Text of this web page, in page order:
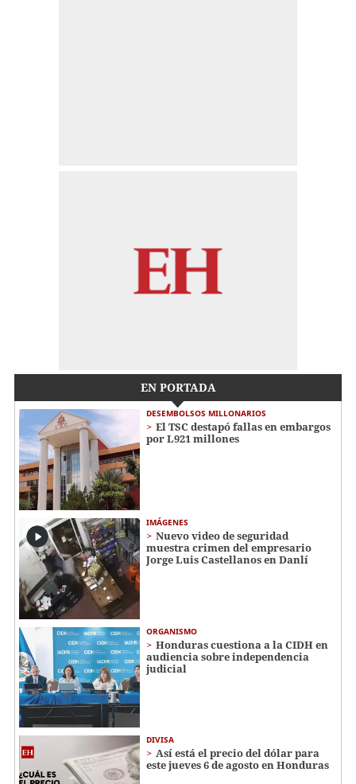
EN PORTADA
DESEMBOLSOS MILLONARIOS
El TSC destapó fallas en embargos
por L921 millones
IMÁGENES
Nuevo video de seguridad
muestra crimen del empresario
Jorge Luis Castellanos en Danlí
ORGANISMO
Honduras cuestiona a la CIDH en
audiencia sobre independencia
judicial
DIVISA
Así está el precio del dólar para
este jueves 6 de agosto en Honduras